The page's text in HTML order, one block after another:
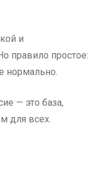
и
правило простое:
нормально.
— это база,
для всех.